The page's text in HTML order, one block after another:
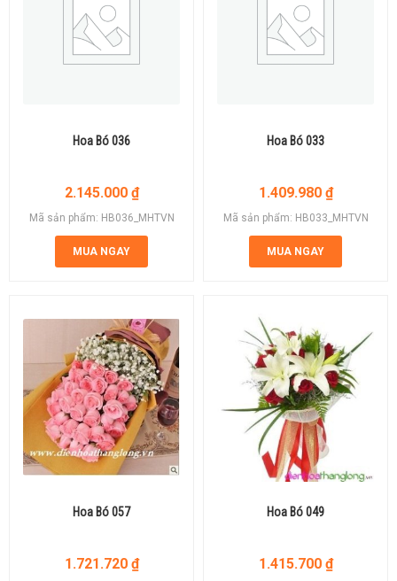
Hoa Bó 036
2.145.000 ₫
Mã sản phẩm: HB036_MHTVN
MUA NGAY
Hoa Bó 033
1.409.980 ₫
Mã sản phẩm: HB033_MHTVN
MUA NGAY
Hoa Bó 057
1.721.720 ₫
Hoa Bó 049
1.415.700 ₫